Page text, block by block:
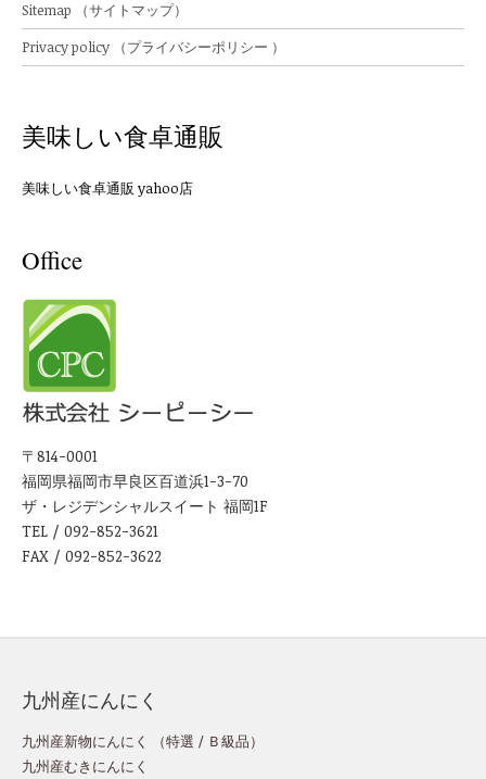
Sitemap （サイトマップ）
Privacy policy （プライバシーポリシー ）
美味しい食卓通販
美味しい食卓通販 yahoo店
Office
〒814-0001
福岡県福岡市早良区百道浜1-3-70
ザ・レジデンシャルスイート 福岡1F
TEL / 092-852-3621
FAX / 092-852-3622
九州産にんにく
九州産新物にんにく （特選 / Ｂ級品）
九州産むきにんにく